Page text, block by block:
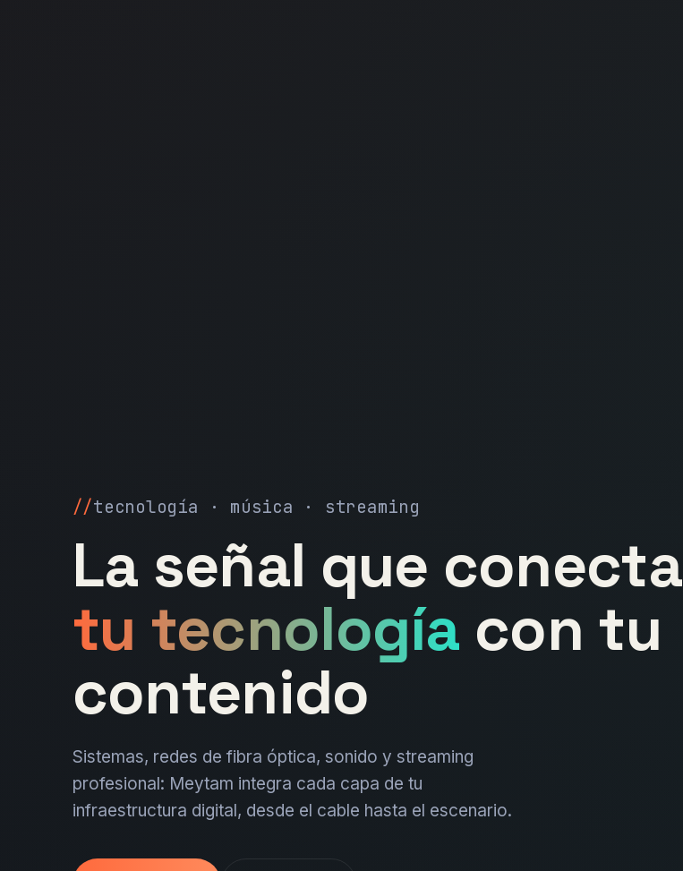
tecnología · música · streaming
La señal que conecta
tu tecnología con tu
contenido
Sistemas, redes de fibra óptica, sonido y streaming
profesional: Meytam integra cada capa de tu
infraestructura digital, desde el cable hasta el escenario.